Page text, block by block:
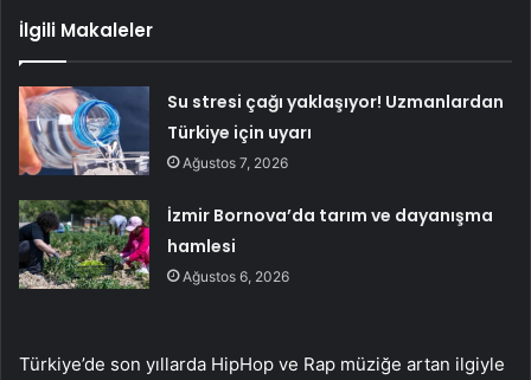
İlgili Makaleler
Su stresi çağı yaklaşıyor! Uzmanlardan
Türkiye için uyarı
Ağustos 7, 2026
İzmir Bornova’da tarım ve dayanışma
hamlesi
Ağustos 6, 2026
Türkiye’de son yıllarda HipHop ve Rap müziğe artan ilgiyle